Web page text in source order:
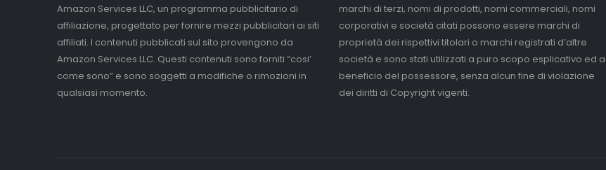
Amazon Services LLC, un programma pubblicitario di
affiliazione, progettato per fornire mezzi pubblicitari ai siti
affiliati. I contenuti pubblicati sul sito provengono da
Amazon Services LLC. Questi contenuti sono forniti “cosi’
come sono” e sono soggetti a modifiche o rimozioni in
qualsiasi momento.
marchi di terzi, nomi di prodotti, nomi commerciali, nomi
corporativi e società citati possono essere marchi di
proprietà dei rispettivi titolari o marchi registrati d’altre
società e sono stati utilizzati a puro scopo esplicativo ed a
beneficio del possessore, senza alcun fine di violazione
dei diritti di Copyright vigenti.